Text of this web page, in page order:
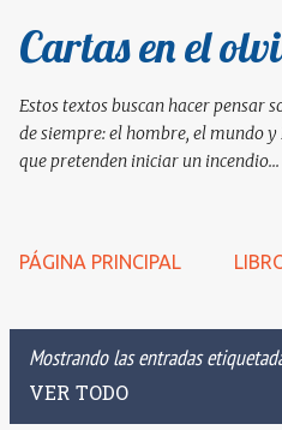
Ir al
Cartas en el
Estos textos buscan hacer pensar
de siempre: el hombre, el mundo
que pretenden iniciar un
PÁGINA PRINCIPAL
Mostrando las entradas
VER TODO